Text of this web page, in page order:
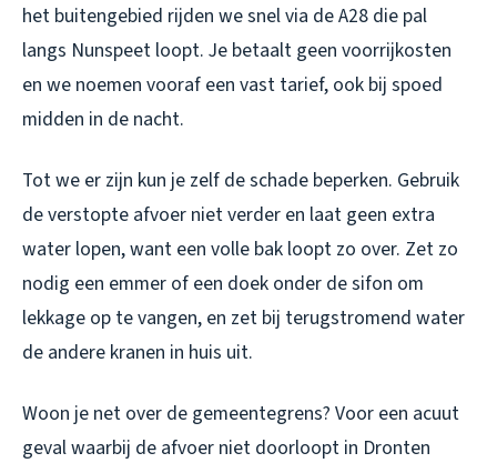
het buitengebied rijden we snel via de A28 die pal
langs Nunspeet loopt. Je betaalt geen voorrijkosten
en we noemen vooraf een vast tarief, ook bij spoed
midden in de nacht.
Tot we er zijn kun je zelf de schade beperken. Gebruik
de verstopte afvoer niet verder en laat geen extra
water lopen, want een volle bak loopt zo over. Zet zo
nodig een emmer of een doek onder de sifon om
lekkage op te vangen, en zet bij terugstromend water
de andere kranen in huis uit.
Woon je net over de gemeentegrens? Voor een acuut
geval waarbij de afvoer niet doorloopt in Dronten